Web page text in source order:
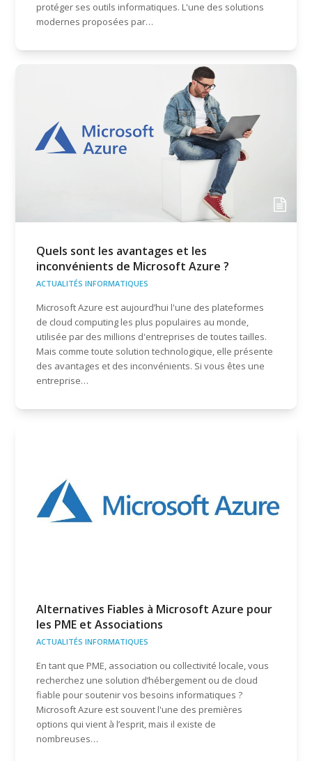
protéger ses outils informatiques. L'une des solutions
modernes proposées par…
Quels sont les avantages et les
inconvénients de Microsoft Azure ?
ACTUALITÉS INFORMATIQUES
Microsoft Azure est aujourd’hui l'une des plateformes
de cloud computing les plus populaires au monde,
utilisée par des millions d'entreprises de toutes tailles.
Mais comme toute solution technologique, elle présente
des avantages et des inconvénients. Si vous êtes une
entreprise…
Alternatives Fiables à Microsoft Azure pour
les PME et Associations
ACTUALITÉS INFORMATIQUES
En tant que PME, association ou collectivité locale, vous
recherchez une solution d’hébergement ou de cloud
fiable pour soutenir vos besoins informatiques ?
Microsoft Azure est souvent l'une des premières
options qui vient à l’esprit, mais il existe de
nombreuses…